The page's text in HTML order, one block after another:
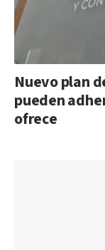
Nuevo plan
pueden
ofrece